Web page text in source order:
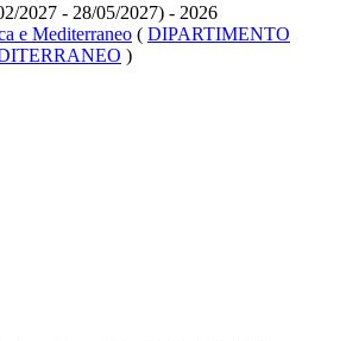
2027 - 28/05/2027) - 2026
e Mediterraneo ( DIPARTIMENTO
)